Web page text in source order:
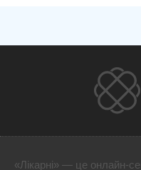
«Лікарні» — це онлайн-